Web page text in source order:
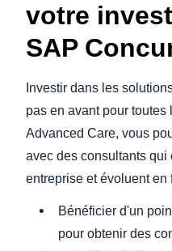
votre
SAP
Investir dans les
pas en avant pour
Advanced Care, vous
avec des consultants qui
entreprise et évoluent
Bénéficier d'un
pour obtenir des